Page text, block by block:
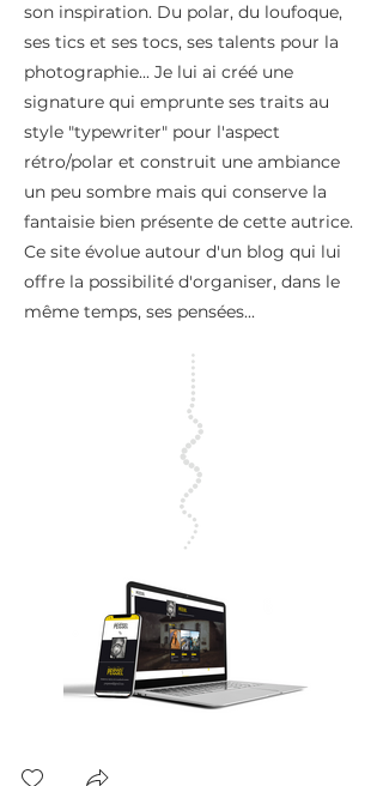
son inspiration. Du polar, du loufoque,
ses tics et ses tocs, ses talents pour la
photographie... Je lui ai créé une
signature qui emprunte ses traits au
style "typewriter" pour l'aspect
rétro/polar et construit une ambiance
un peu sombre mais qui conserve la
fantaisie bien présente de cette autrice.
Ce site évolue autour d'un blog qui lui
offre la possibilité d'organiser, dans le
même temps, ses pensées...